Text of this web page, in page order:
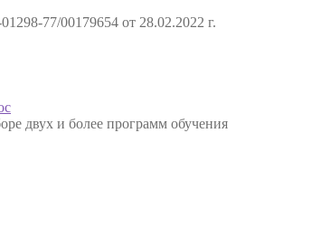
77/00179654 от 28.02.2022 г.
двух и более программ обучения